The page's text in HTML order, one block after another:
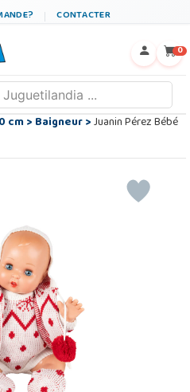
CONTACTER
0
cm>Baigneur>Juanin Pérez Bébé